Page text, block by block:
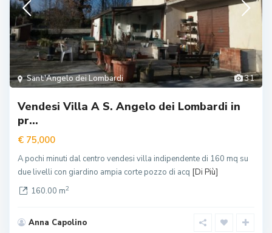
31
Sant'Angelo dei Lombardi
Vendesi Villa A S. Angelo dei Lombardi in
pr...
€ 75,000
A pochi minuti dal centro vendesi villa indipendente di 160 mq su
due livelli con giardino ampia corte pozzo di acq [Di Più]
160.00 m2
Anna Capolino